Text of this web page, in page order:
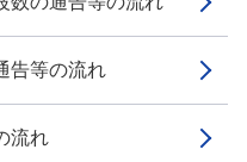
告等の流れ
流れ